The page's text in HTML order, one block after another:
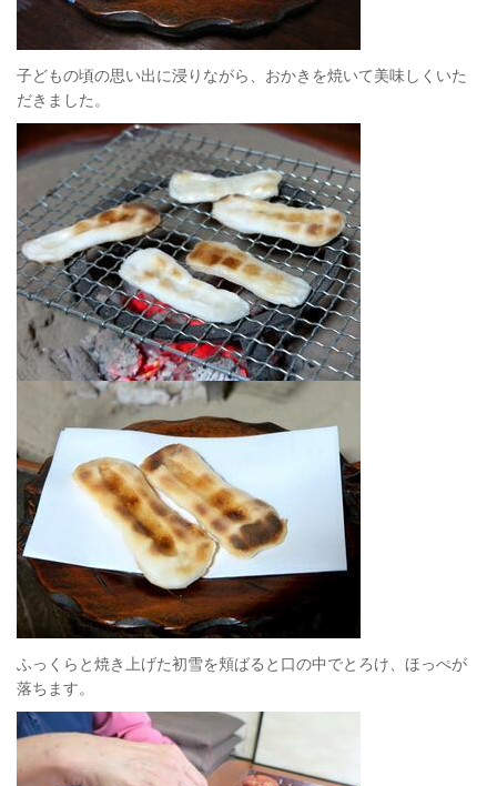
子どもの頃の思い出に浸りながら、おかきを焼いて美味しくいた
だきました。
ふっくらと焼き上げた初雪を頬ばると口の中でとろけ、ほっぺが
落ちます。